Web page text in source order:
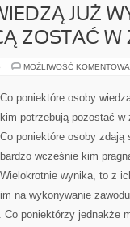
JUŻ
ZOSTAĆ W
MOŻLIWOŚĆ
Co poniektóre osoby
kim potrzebują pozostać
Co poniektóre osoby zdają
bardzo wcześnie kim
Wielokrotnie wynika, to z
im na wykonywanie
poniektórzy jednakże